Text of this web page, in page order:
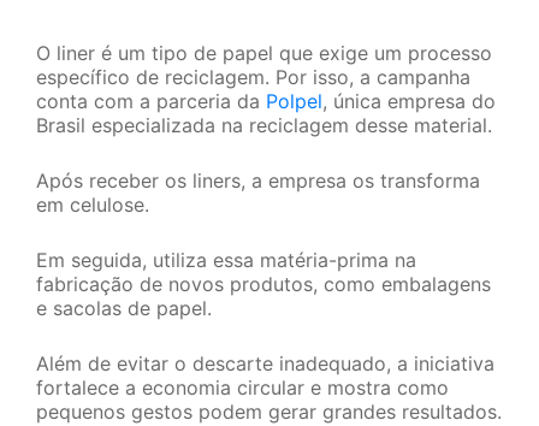
O liner é um tipo de papel que exige um processo
específico de reciclagem. Por isso, a campanha
conta com a parceria da Polpel, única empresa do
Brasil especializada na reciclagem desse material.
Após receber os liners, a empresa os transforma
em celulose.
Em seguida, utiliza essa matéria-prima na
fabricação de novos produtos, como embalagens
e sacolas de papel.
Além de evitar o descarte inadequado, a iniciativa
fortalece a economia circular e mostra como
pequenos gestos podem gerar grandes resultados.